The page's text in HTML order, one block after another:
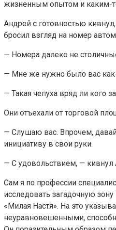
жизненным опытом и каким-
Андрей с готовностью
бросил взгляд на номер
— Номера далеко не
— Мне же нужно было вас как-
— Такая чепуха вряд ли кого
Они отъехали от торговой
— Слушаю вас. Впрочем, давай
инициативу в свои руки.
— С удовольствием, —
Сам я по профессии
исследовать загадочную
«Милая Настя». На это
неуравновешенными,